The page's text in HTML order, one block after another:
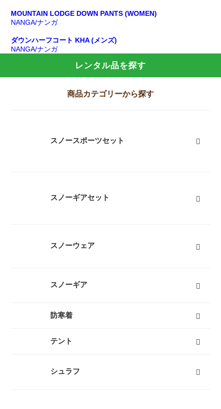
MOUNTAIN LODGE DOWN PANTS (WOMEN)
NANGA/ナンガ
ダウンハーフコート KHA (メンズ)
NANGA/ナンガ
レンタル品を探す
商品カテゴリーから探す
スノースポーツセット
スノーギアセット
スノーウェア
レディーススノーウェア
レディーススノーボードウェア
メンズスノーウェア
メンズスノーボードウェア
キッズスノーウェア
キッズスノーボードウェア
キッズスノーグローブ
スノーギア
スノーブーツ（雪山登山靴）
スノーシュー
バックカントリーザック
スノーフライ
ピッケル（アックス）
スノーウェア
タイヤチェーン
エアボード防寒着
インナーダウン
ダウンジャケット
ダウンパンツ
ダウンコート
キッズ用ダウン
テントシューズ
テント
キャンプテント
ツーリングテント
テントアイテム
シュラフ